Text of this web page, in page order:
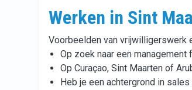
Werken in Sint
Voorbeelden van vrijwilligerswerk
Op zoek naar een
Op Curaçao, Sint Maarten of
Heb je een achtergrond in